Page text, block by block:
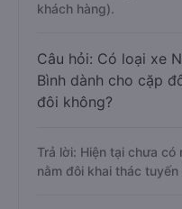
khách hàng).
Câu hỏi: Có loại xe
Bình dành cho cặp
đôi không?
Trả lời: Hiện tại chưa có
nằm đôi khai thác